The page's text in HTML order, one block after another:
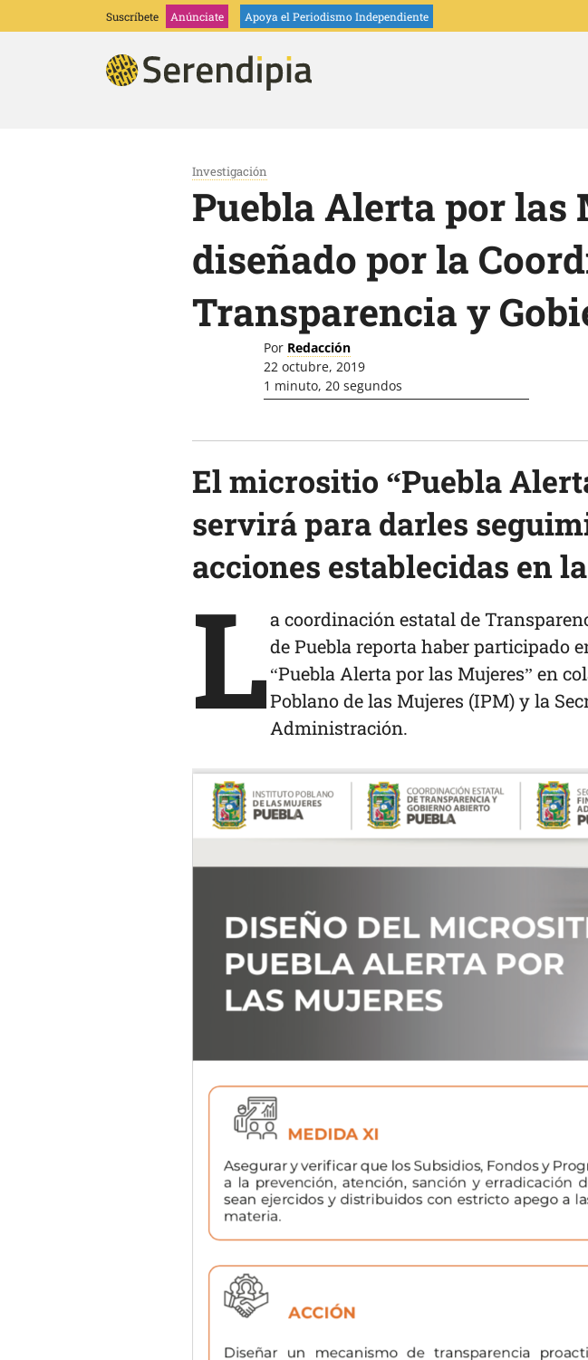
Suscríbete Anúnciate Apoya el Periodismo Independiente
Investigación
Puebla Alerta por
diseñado por la
Transparencia y
Por Redacción
22 octubre, 2019
1 minuto, 20 segundos
El micrositio “Puebla
servirá para darles
acciones establecidas en
La coordinación estatal de
de Puebla reporta haber participado
“Puebla Alerta por las Mujeres” en
Poblano de las Mujeres (IPM) y la
Administración.